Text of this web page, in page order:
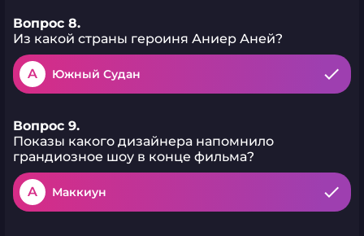
Вопрос 8.
Из какой страны героиня Аниер Аней?
A Южный Судан
Вопрос 9.
Показы какого дизайнера напомнило
грандиозное шоу в конце фильма?
A Маккиун